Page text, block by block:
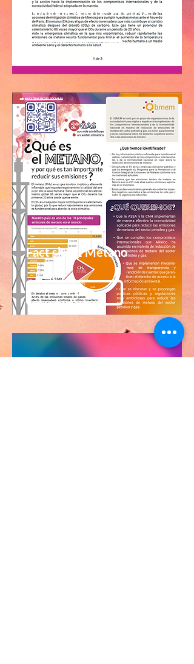
Comunicado de Prensa
Fact sheet Metano
DESCARGA